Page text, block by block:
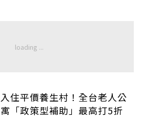
入住平價養生村！全台老人公
寓「政策型補助」最高打5折